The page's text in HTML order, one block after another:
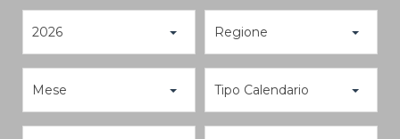
2026 Regione
Mese Tipo Calendario